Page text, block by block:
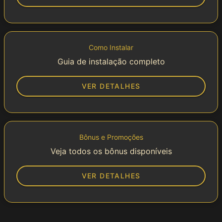
Como Instalar
Guia de instalação completo
VER DETALHES
Bônus e Promoções
Veja todos os bônus disponíveis
VER DETALHES